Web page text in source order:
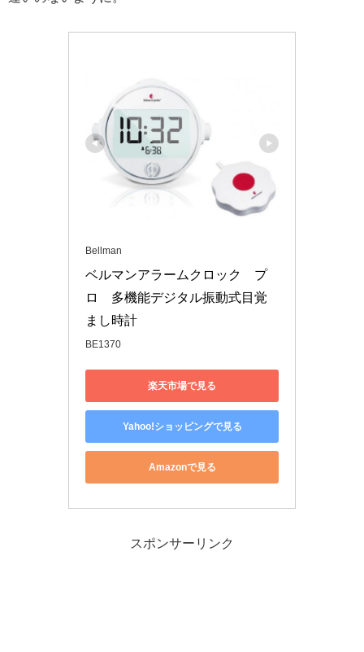
Bellman
ベルマンアラームクロック　プ
ロ　多機能デジタル振動式目覚
まし時計
BE1370
楽天市場で見る
Yahoo!ショッピングで見る
Amazonで見る
スポンサーリンク